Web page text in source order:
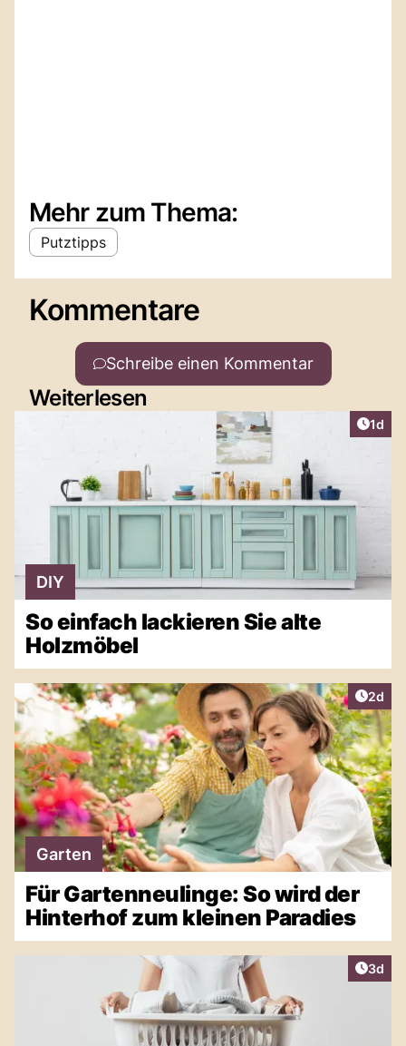
Mehr zum Thema:
Putztipps
Kommentare
Schreibe einen Kommentar
Weiterlesen
1d
DIY
So einfach lackieren Sie alte
Holzmöbel
2d
Garten
Für Gartenneulinge: So wird der
Hinterhof zum kleinen Paradies
3d